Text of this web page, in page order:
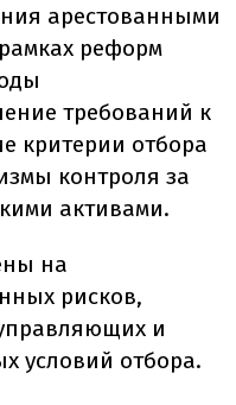
арестованными
реформ
требований к
критерии отбора
контроля за
активами.
на
рисков,
и
условий отбора.